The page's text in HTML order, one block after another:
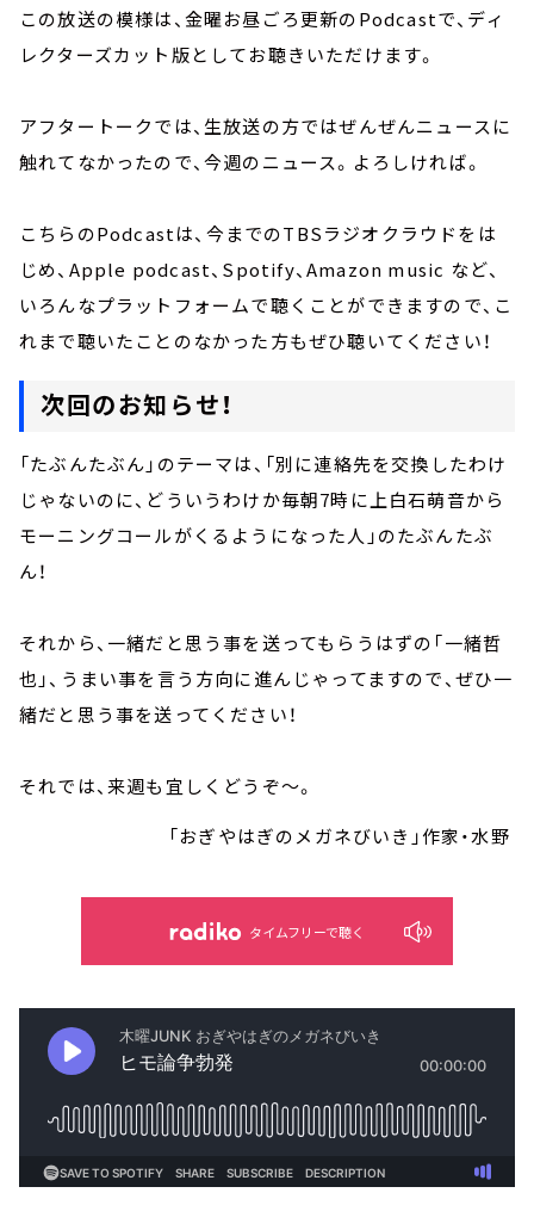
この放送の模様は、金曜お昼ごろ更新のPodcastで、ディ
レクターズカット版としてお聴きいただけます。
アフタートークでは、生放送の方ではぜんぜんニュースに
触れてなかったので、今週のニュース。よろしければ。
こちらのPodcastは、今までのTBSラジオクラウドをは
じめ、Apple podcast、Spotify、Amazon music など、
いろんなプラットフォームで聴くことができますので、こ
れまで聴いたことのなかった方もぜひ聴いてください！
次回のお知らせ！
「たぶんたぶん」のテーマは、「別に連絡先を交換したわけ
じゃないのに、どういうわけか毎朝7時に上白石萌音から
モーニングコールがくるようになった人」のたぶんたぶ
ん！
それから、一緒だと思う事を送ってもらうはずの「一緒哲
也」、うまい事を言う方向に進んじゃってますので、ぜひ一
緒だと思う事を送ってください！
それでは、来週も宜しくどうぞ～。
「おぎやはぎのメガネびいき」作家・水野
タイムフリーで聴く